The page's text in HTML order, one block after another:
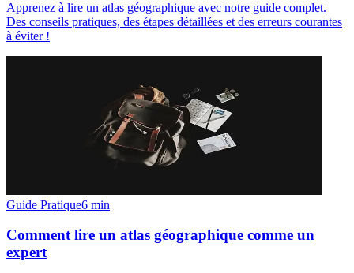
Apprenez à lire un atlas géographique avec notre guide complet.
Des conseils pratiques, des étapes détaillées et des erreurs courantes
à éviter !
Guide Pratique6 min
Comment lire un atlas géographique comme un
expert